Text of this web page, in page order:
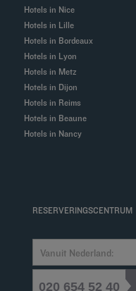
Hotels in Nice
Hotels in Lille
Hotels in Bordeaux
Hotels in Lyon
Hotels in Metz
Hotels in Dijon
Hotels in Reims
Hotels in Beaune
Hotels in Nancy
RESERVERINGSCENTRUM
Vanuit Nederland:
020 654 52 40